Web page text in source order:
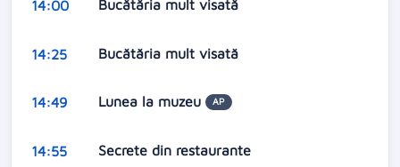
14:00 Bucătăria mult visată
14:25 Bucătăria mult visată
14:49 Lunea la muzeu AP
14:55 Secrete din restaurante